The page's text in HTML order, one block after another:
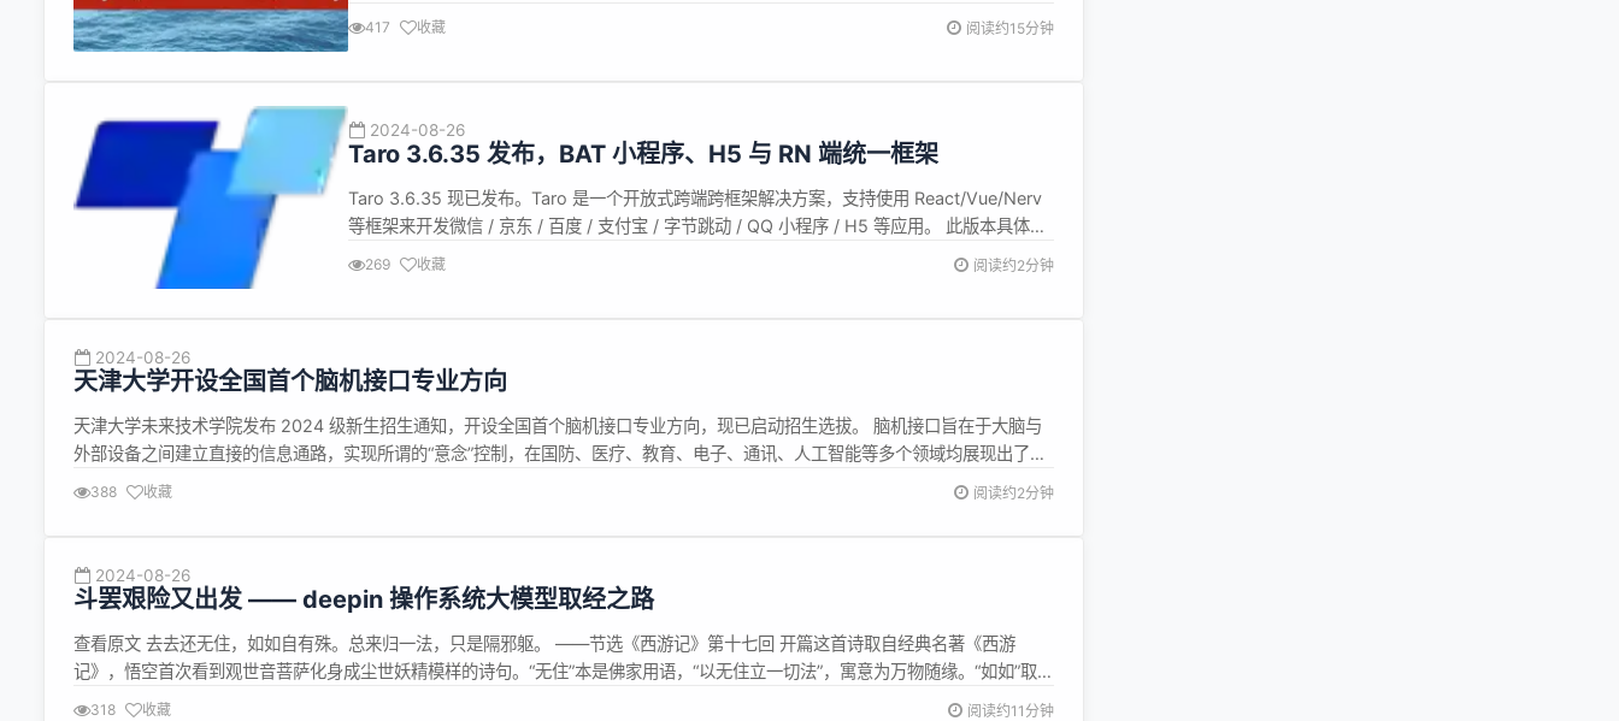
时，通过调整相应的策略，提升表级恢复性能。 本文分享自华为云社区《【华为云MySQL技术
417 收藏 阅读约15分钟
2024-08-26
Taro 3.6.35 发布，BAT 小程序、H5 与 RN 端统一框架
Taro 3.6.35 现已发布。Taro 是一个开放式跨端跨框架解决方案，支持使用 React/Vue/Nerv
等框架来开发微信 / 京东 / 百度 / 支付宝 / 字节跳动 / QQ 小程序 / H5 等应用。 此版本具体更
新内容如下： H5 / 小程序 使用 forwardRef 包装 React 组件库 H5 修复了 Video 组件 mute=
269 收藏 阅读约2分钟
2024-08-26
天津大学开设全国首个脑机接口专业方向
天津大学未来技术学院发布 2024 级新生招生通知，开设全国首个脑机接口专业方向，现已启动招生选拔。 脑机接口旨在于大脑与
外部设备之间建立直接的信息通路，实现所谓的“意念”控制，在国防、医疗、教育、电子、通讯、人工智能等多个领域均展现出了巨
大市场潜力和应用前景。 脑机接口方向属于生物医学工程专业，汇集天津大学医学院、自动化学院、微电子学院、智能与计算学
388 收藏 阅读约2分钟
2024-08-26
斗罢艰险又出发 —— deepin 操作系统大模型取经之路
查看原文 去去还无住，如如自有殊。总来归一法，只是隔邪躯。 ——节选《西游记》第十七回 开篇这首诗取自经典名著《西游
记》，悟空首次看到观世音菩萨化身成尘世妖精模样的诗句。“无住”本是佛家用语，“以无住立一切法”，寓意为万物随缘。“如如”取自
《金刚经》，“不取于相，如如不动”，寓意为世间表象。如此看，整句话的意思是万物都随缘而起，但外貌却各有差异，但万物本质
318 收藏 阅读约11分钟